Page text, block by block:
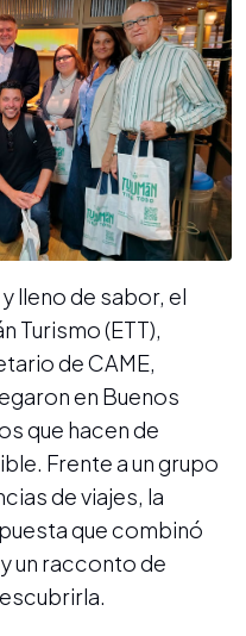
lleno de sabor, el
Turismo (ETT),
de CAME,
en Buenos
que hacen de
Frente a un grupo
de viajes, la
que combinó
un racconto de